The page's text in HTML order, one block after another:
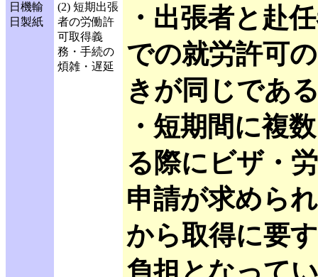
日機輸
日製紙
(2) 短期出張
者の労働許
可取得義
務・手続の
煩雑・遅延
・出張者と赴
での就労許可
きが同じであ
・短期間に複
る際にビザ・
申請が求めら
から取得に要